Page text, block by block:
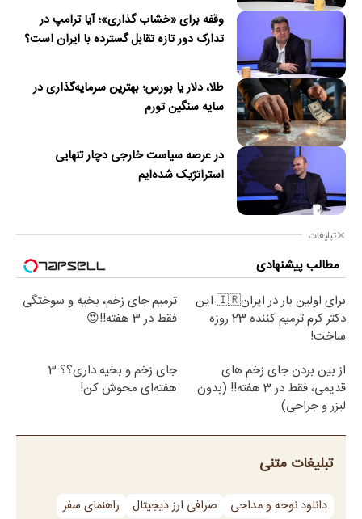
وقفه برای «خشاب گذاری»؛ آیا ترامپ در
تدارک دور تازه تقابل گسترده با ایران است؟
طلا، دلار یا بورس؛ بهترین سرمایه‌گذاری در
سایه سنگین تورم
در عرصه سیاست خارجی دچار تنهایی
استراتژیک شده‌ایم
تبلیغات
مطالب پیشنهادی
برای اولین بار در ایران🇮🇷 این
دکتر کرم ترمیم کننده 23 روزه
ساخت!
ترمیم جای زخم، بخیه و سوختگی
فقط در 3 هفته!!😍
از بین بردن جای زخم های
قدیمی، فقط در 3 هفته!! (بدون
لیزر و جراحی)
جای زخم و بخیه داری؟؟ 3
هفته‌ای محوش کن!
تبلیغات متنی
دانلود نوحه و مداحی صرافی ارز دیجیتال
راهنمای سفر